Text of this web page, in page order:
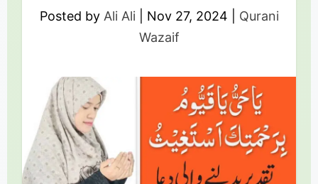
Posted by Ali Ali Nov 27, 2024
Qurani
Wazaif